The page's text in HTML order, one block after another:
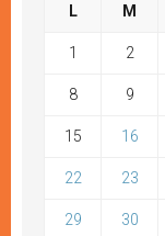
L M
1 2
8 9
15 16
22 23
29 30